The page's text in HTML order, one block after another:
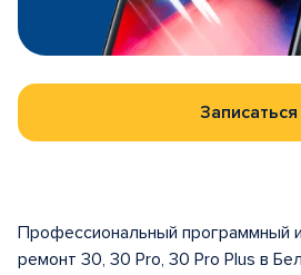
Записаться
Профессиональный программный
ремонт 30, 30 Pro, 30 Pro Plus в